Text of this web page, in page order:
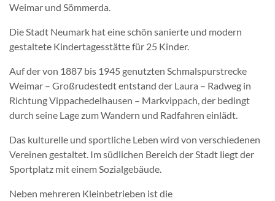
Weimar und Sömmerda.
Die Stadt Neumark hat eine schön sanierte und modern
gestaltete Kindertagesstätte für 25 Kinder.
Auf der von 1887 bis 1945 genutzten Schmalspurstrecke
Weimar – Großrudestedt entstand der Laura – Radweg in
Richtung Vippachedelhausen – Markvippach, der bedingt
durch seine Lage zum Wandern und Radfahren einlädt.
Das kulturelle und sportliche Leben wird von verschiedenen
Vereinen gestaltet. Im südlichen Bereich der Stadt liegt der
Sportplatz mit einem Sozialgebäude.
Neben mehreren Kleinbetrieben ist die